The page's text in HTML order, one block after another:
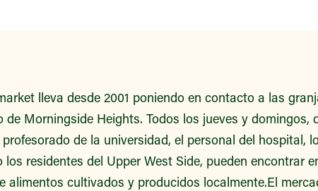
lleva desde 2001 poniendo en contacto a las
de Morningside Heights. Todos los jueves y domingos,
de la universidad, el personal del hospital,
los residentes del Upper West Side, pueden encontrar
alimentos cultivados y producidos localmente.El